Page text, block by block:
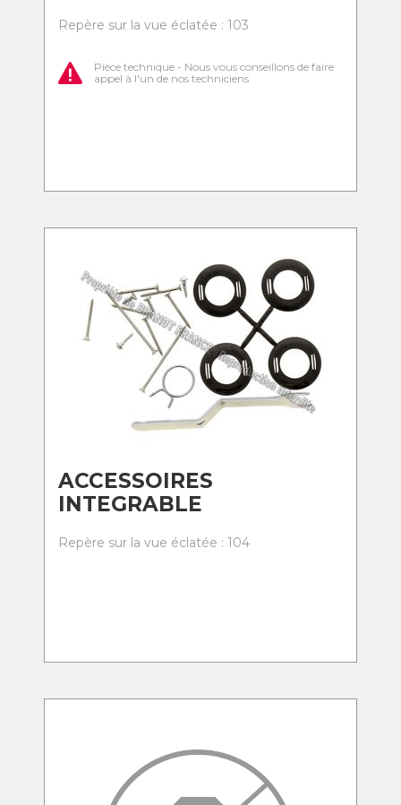
Repère sur la vue éclatée : 103
Pièce technique - Nous vous conseillons de faire
appel à l'un de nos techniciens
ACCESSOIRES
INTEGRABLE
Repère sur la vue éclatée : 104